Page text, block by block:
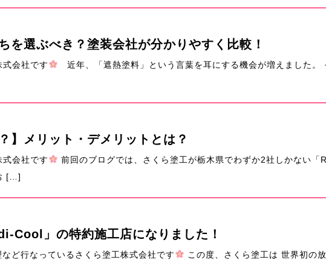
を選ぶべき？塗装会社が分かりやすく比較！
会社です
近年、「遮熱塗料」という言葉を耳にする機会が増えました。
】メリット・デメリットとは？
会社です
前回のブログでは、さくら塗工が栃木県でわずか2社しかない「
[…]
Cool」の特約施工店になりました！
ど行なっているさくら塗工株式会社です
この度、さくら塗工は 世界初の